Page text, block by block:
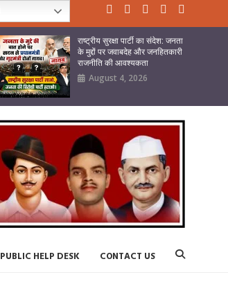
राष्ट्रीय सुरक्षा पार्टी का संदेश: जनता
के मुद्दों पर जवाबदेह और जनहितकारी
राजनीति की आवश्यकता
August 4, 2026
PUBLIC HELP DESK CONTACT US